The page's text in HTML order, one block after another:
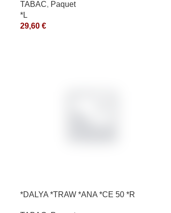
TABAC, Paquet
*L
29,60 €
*DALYA *TRAW *ANA *CE 50 *R